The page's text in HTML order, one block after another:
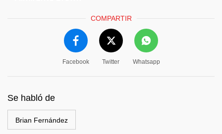
COMPARTIR
Facebook Twitter Whatsapp
Se habló de
Brian Fernández